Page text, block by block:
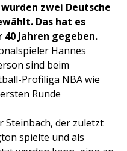
zwei Deutsche
Das hat es
Jahren gegeben.
Hannes
sind beim
Profiliga NBA wie
Runde
Steinbach, der zuletzt
spielte und als